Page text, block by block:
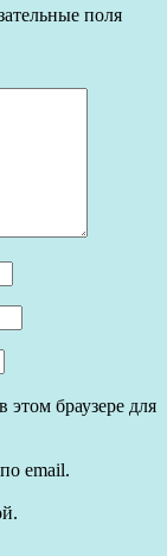
поля
этом браузере для
email.